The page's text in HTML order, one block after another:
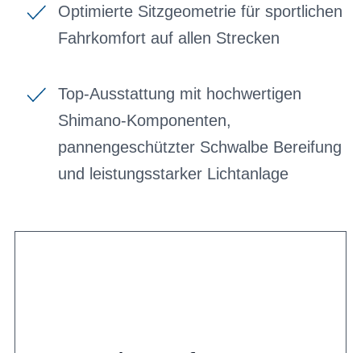
Optimierte Sitzgeometrie für sportlichen
Fahrkomfort auf allen Strecken
Top-Ausstattung mit hochwertigen
Shimano-Komponenten,
pannengeschützter Schwalbe Bereifung
und leistungsstarker Lichtanlage